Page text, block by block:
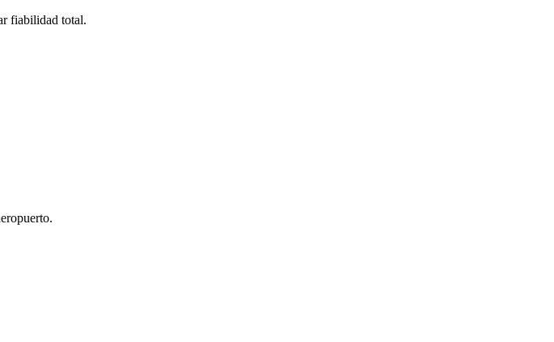
fiabilidad total.